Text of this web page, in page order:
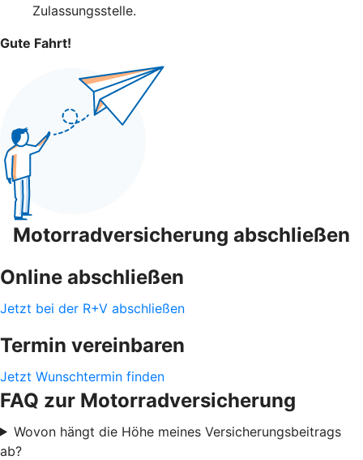
Zulassungsstelle.
Gute Fahrt!
Motorradversicherung abschließen
Online abschließen
Jetzt bei der R+V abschließen
Termin vereinbaren
Jetzt Wunschtermin finden
FAQ zur Motorradversicherung
Wovon hängt die Höhe meines Versicherungsbeitrags
ab?